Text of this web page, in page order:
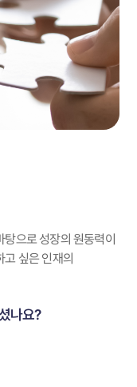
으로 성장의 원동력이
싶은 인재의
나요?